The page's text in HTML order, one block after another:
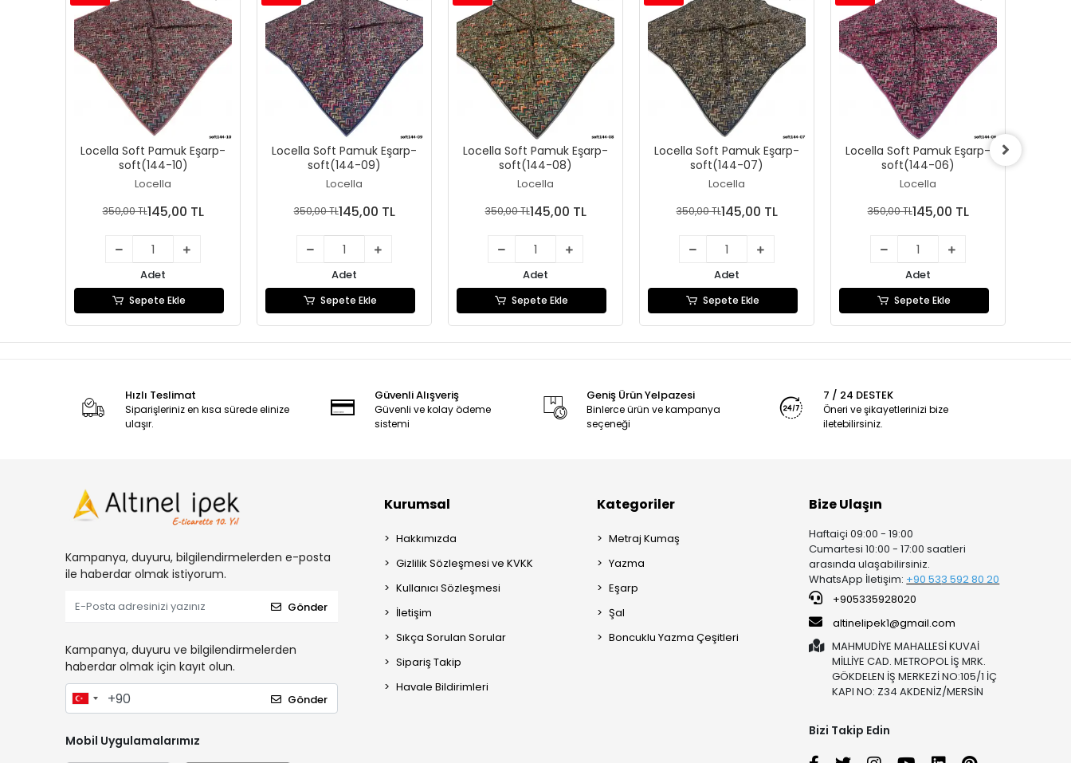
Locella Soft Pamuk Eşarp-
soft(144-10)
Locella
350,00 TL145,00 TL
Adet
Sepete Ekle
Locella Soft Pamuk Eşarp-
soft(144-09)
Locella
350,00 TL145,00 TL
Adet
Sepete Ekle
Locella Soft Pamuk Eşarp-
soft(144-08)
Locella
350,00 TL145,00 TL
Adet
Sepete Ekle
Locella Soft Pamuk Eşarp-
soft(144-07)
Locella
350,00 TL145,00 TL
Adet
Sepete Ekle
Locella Soft Pamuk Eşarp-
soft(144-06)
Locella
350,00 TL145,00 TL
Adet
Sepete Ekle
Hızlı Teslimat
Siparişleriniz en kısa sürede elinize
ulaşır.
Güvenli Alışveriş
Güvenli ve kolay ödeme
sistemi
Geniş Ürün Yelpazesi
Binlerce ürün ve kampanya
seçeneği
7 / 24 DESTEK
Öneri ve şikayetlerinizi bize
iletebilirsiniz.
Kampanya, duyuru, bilgilendirmelerden e-posta
ile haberdar olmak istiyorum.
Gönder
Kampanya, duyuru ve bilgilendirmelerden
haberdar olmak için kayıt olun.
Gönder
Mobil Uygulamalarımız
Kurumsal
Hakkımızda
Gizlilik Sözleşmesi ve KVKK
Kullanıcı Sözleşmesi
İletişim
Sıkça Sorulan Sorular
Sipariş Takip
Havale Bildirimleri
Kategoriler
Metraj Kumaş
Yazma
Eşarp
Şal
Boncuklu Yazma Çeşitleri
Bize Ulaşın
Haftaiçi 09:00 - 19:00
Cumartesi 10:00 - 17:00 saatleri
arasında ulaşabilirsiniz.
WhatsApp İletişim: +90 533 592 80 20
+905335928020
altinelipek1@gmail.com
MAHMUDİYE MAHALLESİ KUVAİ
MİLLİYE CAD. METROPOL İŞ MRK.
GÖKDELEN İŞ MERKEZİ NO:105/1 İÇ
KAPI NO: Z34 AKDENİZ/MERSİN
Bizi Takip Edin